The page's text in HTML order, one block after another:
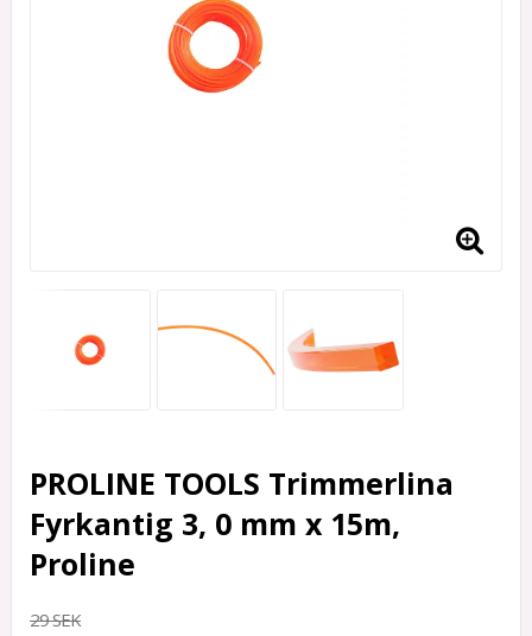
PROLINE TOOLS Trimmerlina
Fyrkantig 3, 0 mm x 15m,
Proline
29 SEK